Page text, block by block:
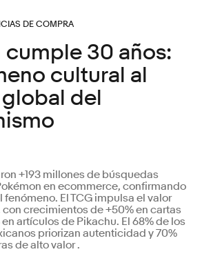
DE COMPRA
cumple 30 años:
cultural al
del
+193 millones de búsquedas
en ecommerce, confirmando
El TCG impulsa el valor
crecimientos de +50% en cartas
artículos de Pikachu. El 68% de los
priorizan autenticidad y 70%
de alto valor .